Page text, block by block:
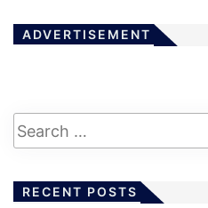
ADVERTISEMENT
RECENT POSTS